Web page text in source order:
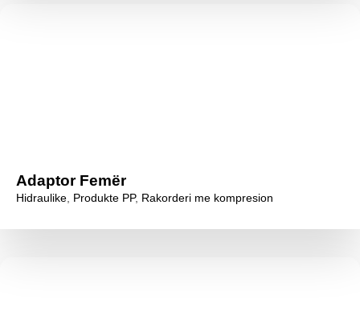
Adaptor Femër
Hidraulike Produkte PP, Rakorderi me kompresion